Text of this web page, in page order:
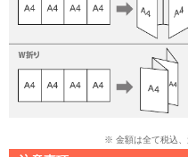
※ 金額は全て税込、